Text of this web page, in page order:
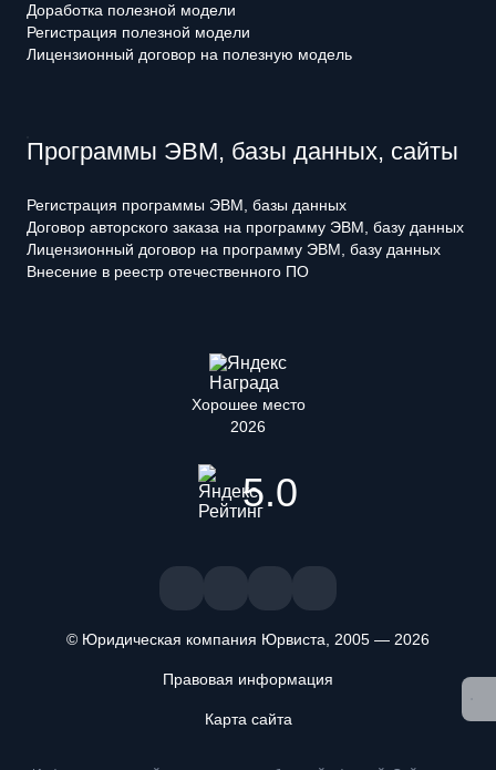
Доработка полезной модели
Регистрация полезной модели
Лицензионный договор на полезную модель
Программы ЭВМ, базы данных, сайты
Регистрация программы ЭВМ, базы данных
Договор авторского заказа на программу ЭВМ, базу данных
Лицензионный договор на программу ЭВМ, базу данных
Внесение в реестр отечественного ПО
Хорошее место
2026
5.0
© Юридическая компания Юрвиста, 2005 — 2026
Правовая информация
Карта сайта
подтверждаете, что ознакомлены и принимаете условия